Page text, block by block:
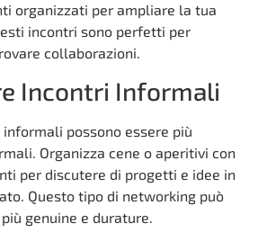
organizzati per ampliare la tua
incontri sono perfetti per
collaborazioni.
Incontri Informali
possono essere più
Organizza cene o aperitivi con
per discutere di progetti e idee in
Questo tipo di networking può
genuine e durature.